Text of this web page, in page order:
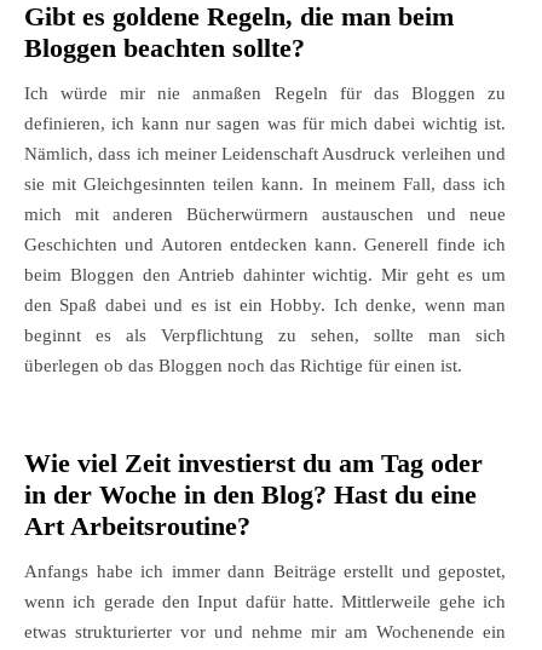
Gibt es goldene Regeln, die man beim
Bloggen beachten sollte?
Ich würde mir nie anmaßen Regeln für das Bloggen zu
definieren, ich kann nur sagen was für mich dabei wichtig ist.
Nämlich, dass ich meiner Leidenschaft Ausdruck verleihen und
sie mit Gleichgesinnten teilen kann. In meinem Fall, dass ich
mich mit anderen Bücherwürmern austauschen und neue
Geschichten und Autoren entdecken kann. Generell finde ich
beim Bloggen den Antrieb dahinter wichtig. Mir geht es um
den Spaß dabei und es ist ein Hobby. Ich denke, wenn man
beginnt es als Verpflichtung zu sehen, sollte man sich
überlegen ob das Bloggen noch das Richtige für einen ist.
Wie viel Zeit investierst du am Tag oder
in der Woche in den Blog? Hast du eine
Art Arbeitsroutine?
Anfangs habe ich immer dann Beiträge erstellt und gepostet,
wenn ich gerade den Input dafür hatte. Mittlerweile gehe ich
etwas strukturierter vor und nehme mir am Wochenende ein